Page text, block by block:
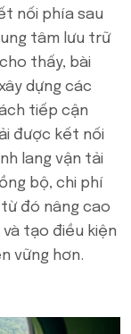
nối phía sau
tâm lưu trữ
thấy, bài
dựng các
tiếp cận
được kết nối
lang vận tải
bộ, chi phí
đó nâng cao
tạo điều kiện
vững hơn.